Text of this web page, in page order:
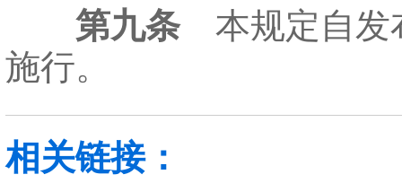
第九条本规定自发
施行。
相关链接：